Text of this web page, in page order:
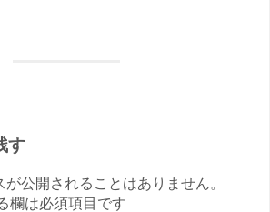
す
が公開されることはありません。
欄は必須項目です